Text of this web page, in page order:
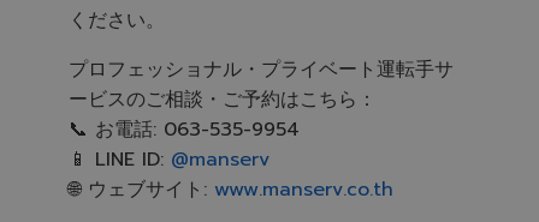
ください。
プロフェッショナル・プライベート運転手サ
ービスのご相談・ご予約はこちら：
📞 お電話: 063-535-9954
📱 LINE ID: @manserv
🌐 ウェブサイト: www.manserv.co.th